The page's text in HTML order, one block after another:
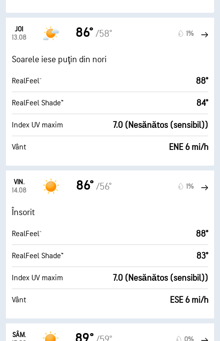
JOI
13.08
86° /58° 1%
Soarele iese puţin din nori
RealFeel® 88°
RealFeel Shade™ 84°
Index UV maxim 7.0 (Nesănătos (sensibil))
Vânt ENE 6 mi/h
VIN.
14.08
86° /56° 1%
Însorit
RealFeel® 88°
RealFeel Shade™ 83°
Index UV maxim 7.0 (Nesănătos (sensibil))
Vânt ESE 6 mi/h
SÂM.
0%